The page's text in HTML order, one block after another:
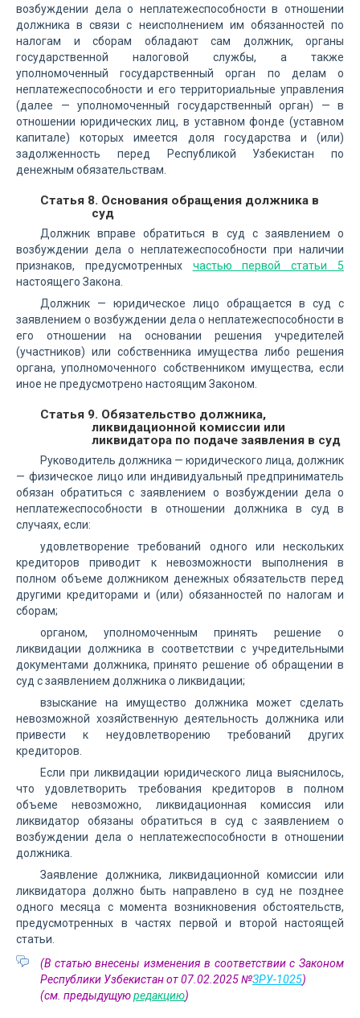
возбуждении дела о неплатежеспособности в отношении
должника в связи с неисполнением им обязанностей по
налогам и сборам обладают сам должник, органы
государственной налоговой службы, а также
уполномоченный государственный орган по делам о
неплатежеспособности и его территориальные управления
(далее — уполномоченный государственный орган) — в
отношении юридических лиц, в уставном фонде (уставном
капитале) которых имеется доля государства и (или)
задолженность перед Республикой Узбекистан по
денежным обязательствам.
Статья 8. Основания обращения должника в
суд
Должник вправе обратиться в суд с заявлением о
возбуждении дела о неплатежеспособности при наличии
признаков, предусмотренных частью первой статьи 5
настоящего Закона.
Должник — юридическое лицо обращается в суд с
заявлением о возбуждении дела о неплатежеспособности в
его отношении на основании решения учредителей
(участников) или собственника имущества либо решения
органа, уполномоченного собственником имущества, если
иное не предусмотрено настоящим Законом.
Статья 9. Обязательство должника,
ликвидационной комиссии или
ликвидатора по подаче заявления в суд
Руководитель должника — юридического лица, должник
— физическое лицо или индивидуальный предприниматель
обязан обратиться с заявлением о возбуждении дела о
неплатежеспособности в отношении должника в суд в
случаях, если:
удовлетворение требований одного или нескольких
кредиторов приводит к невозможности выполнения в
полном объеме должником денежных обязательств перед
другими кредиторами и (или) обязанностей по налогам и
сборам;
органом, уполномоченным принять решение о
ликвидации должника в соответствии с учредительными
документами должника, принято решение об обращении в
суд с заявлением должника о ликвидации;
взыскание на имущество должника может сделать
невозможной хозяйственную деятельность должника или
привести к неудовлетворению требований других
кредиторов.
Если при ликвидации юридического лица выяснилось,
что удовлетворить требования кредиторов в полном
объеме невозможно, ликвидационная комиссия или
ликвидатор обязаны обратиться в суд с заявлением о
возбуждении дела о неплатежеспособности в отношении
должника.
Заявление должника, ликвидационной комиссии или
ликвидатора должно быть направлено в суд не позднее
одного месяца с момента возникновения обстоятельств,
предусмотренных в частях первой и второй настоящей
статьи.
(В статью внесены изменения в соответствии с Законом
Республики Узбекистан от 07.02.2025 №ЗРУ-1025)
(см. предыдущуюредакцию)